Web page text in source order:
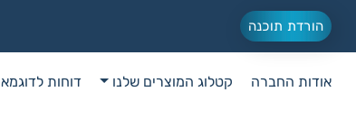
הורדת תוכנה
אודות החברה קטלוג המוצרים שלנו דוחות לדוגמא